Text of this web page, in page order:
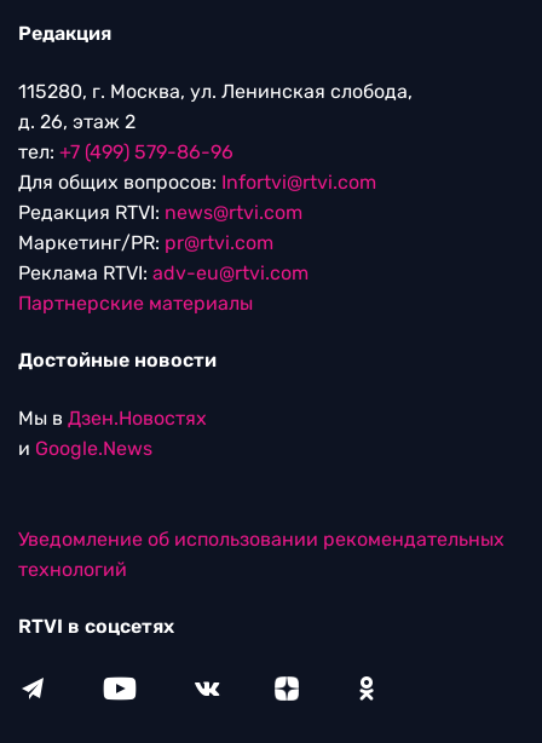
Редакция
115280, г. Москва, ул. Ленинская слобода,
д. 26, этаж 2
тел: +7 (499) 579-86-96
Для общих вопросов: Infortvi@rtvi.com
Редакция RTVI: news@rtvi.com
Маркетинг/PR: pr@rtvi.com
Реклама RTVI: adv-eu@rtvi.com
Партнерские материалы
Достойные новости
Мы в Дзен.Новостях
и Google.News
Уведомление об использовании рекомендательных
технологий
RTVI в соцсетях